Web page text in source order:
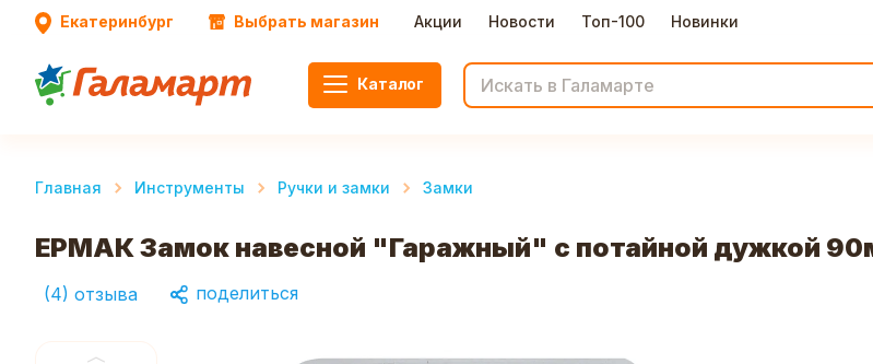
Екатеринбург Выбрать магазин Акции Новости Топ-100 Новинки
Каталог
Главная Инструменты Ручки и замки Замки
ЕРМАК Замок навесной "Гаражный" с потайной дужкой
(4) отзыва поделиться